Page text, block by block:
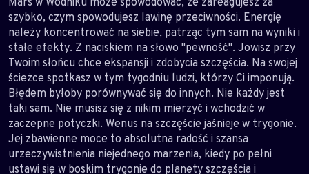
szybko, czym spowodujesz lawinę przeciwności. Energię
należy koncentrować na siebie, patrząc tym sam na wyniki i
stałe efekty. Z naciskiem na słowo "pewność". Jowisz przy
Twoim słońcu chce ekspansji i zdobycia szczęścia. Na swojej
ścieżce spotkasz w tym tygodniu ludzi, którzy Ci imponują.
Błędem byłoby porównywać się do innych. Nie każdy jest
taki sam. Nie musisz się z nikim mierzyć i wchodzić w
zaczepne potyczki. Wenus na szczęście jaśnieje w trygonie.
Jej zbawienne moce to absolutna radość i szansa
urzeczywistnienia niejednego marzenia, kiedy po pełni
ustawi się w boskim trygonie do planety szczęścia i